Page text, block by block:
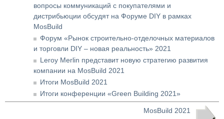
вопросы коммуникаций с покупателями и
дистрибьюции обсудят на Форуме DIY в рамках
MosBuild
Форум «Рынок строительно-отделочных материалов
и торговли DIY – новая реальность» 2021
Leroy Merlin представит новую стратегию развития
компании на MosBuild 2021
Итоги MosBuild 2021
Итоги конференции «Green Building 2021»
MosBuild 2021